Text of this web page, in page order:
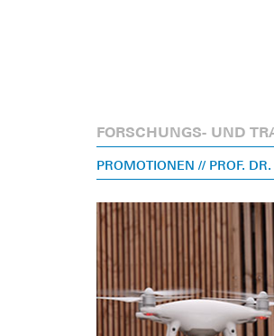
FORSCHUNGS- UND
PROMOTIONEN // PROF.